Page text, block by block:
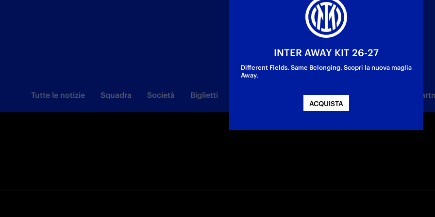
Tutte le notizie Squadra Società Biglietti Under 23 Settore Giovanile
INTER AWAY KIT 26-27
Different Fields. Same Belonging. Scopri la nuova maglia
Away.
ACQUISTA